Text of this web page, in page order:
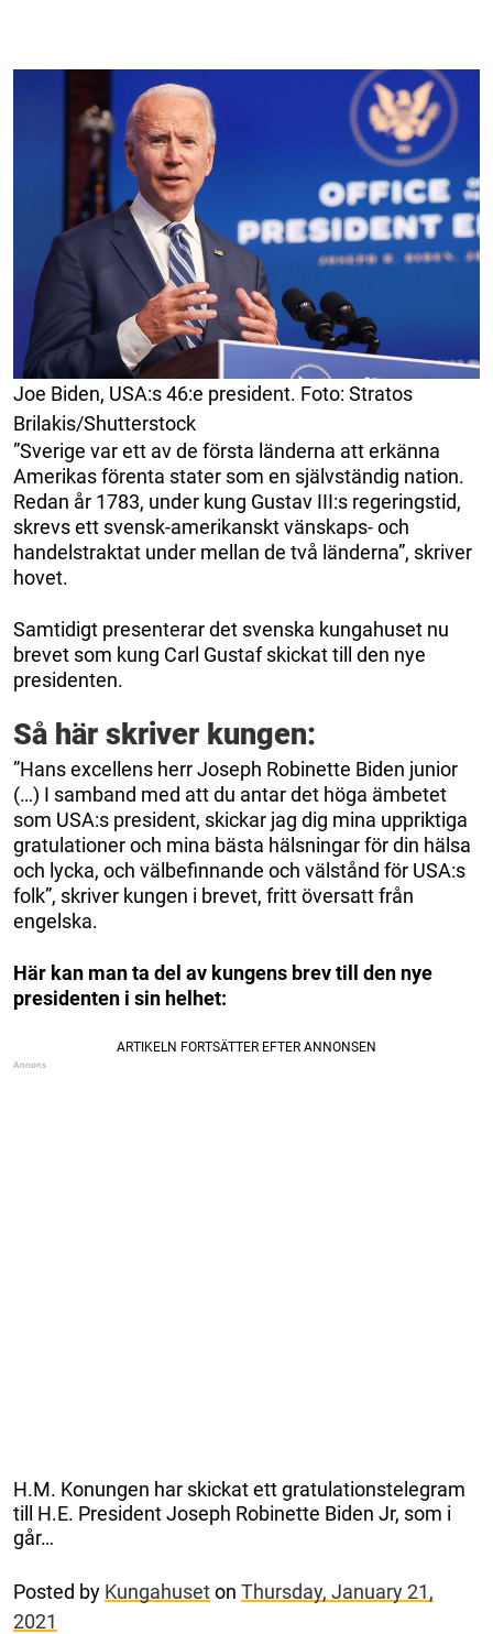
Joe Biden, USA:s 46:e president. Foto: Stratos
Brilakis/Shutterstock
”Sverige var ett av de första länderna att erkänna
Amerikas förenta stater som en självständig nation.
Redan år 1783, under kung Gustav III:s regeringstid,
skrevs ett svensk-amerikanskt vänskaps- och
handelstraktat under mellan de två länderna”, skriver
hovet.
Samtidigt presenterar det svenska kungahuset nu
brevet som kung Carl Gustaf skickat till den nye
presidenten.
Så här skriver kungen:
”Hans excellens herr Joseph Robinette Biden junior
(…) I samband med att du antar det höga ämbetet
som USA:s president, skickar jag dig mina uppriktiga
gratulationer och mina bästa hälsningar för din hälsa
och lycka, och välbefinnande och välstånd för USA:s
folk”, skriver kungen i brevet, fritt översatt från
engelska.
Här kan man ta del av kungens brev till den nye
presidenten i sin helhet:
H.M. Konungen har skickat ett gratulationstelegram
till H.E. President Joseph Robinette Biden Jr, som i
går…
Posted by Kungahuseton Thursday, January 21,
2021